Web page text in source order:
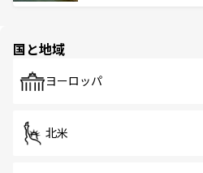
で、ホーカーズは地元の風
国と地域
ヨーロッパ
北米